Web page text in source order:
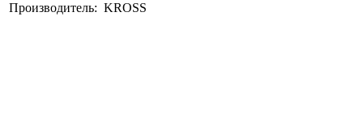
Производитель: KROSS